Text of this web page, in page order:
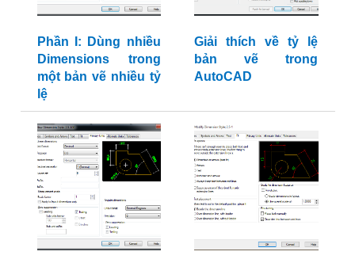
Phần I: Dùng nhiều
Dimensions trong
một bản vẽ nhiều tỷ
lệ
Giải thích về tỷ lệ
bản vẽ trong
AutoCAD